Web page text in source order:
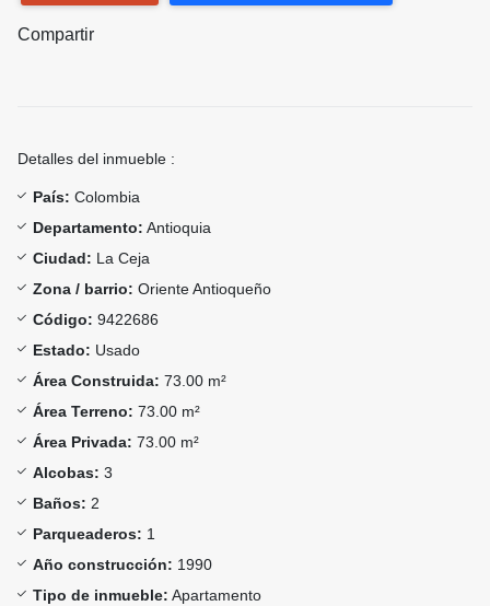
Compartir
Detalles del inmueble :
País: Colombia
Departamento: Antioquia
Ciudad: La Ceja
Zona / barrio: Oriente Antioqueño
Código: 9422686
Estado: Usado
Área Construida: 73.00 m²
Área Terreno: 73.00 m²
Área Privada: 73.00 m²
Alcobas: 3
Baños: 2
Parqueaderos: 1
Año construcción: 1990
Tipo de inmueble: Apartamento